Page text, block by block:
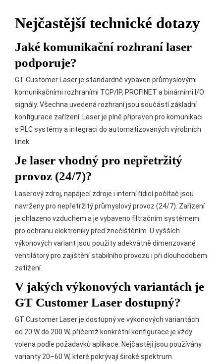
Nejčastější technické dotazy
Jaké komunikační rozhraní laser
podporuje?
GT Customer Laser je standardně vybaven průmyslovými
komunikačními rozhraními TCP/IP, PROFINET a binárními I/O
signály. Všechna uvedená rozhraní jsou součástí základní
konfigurace zařízení. Laser je plně připraven pro komunikaci
s PLC systémy a integraci do automatizovaných výrobních
linek.
Je laser vhodný pro nepřetržitý
provoz (24/7)?
Laserový zdroj, napájecí zdroje i interní řídicí počítač jsou
navrženy pro nepřetržitý průmyslový provoz (24/7). Zařízení
je chlazeno vzduchem a je vybaveno filtračním systémem
pro ochranu elektroniky před znečištěním. U vyšších
výkonových variant jsou použity adekvátně dimenzované
ventilátory pro zajištění stabilního provozu i při dlouhodobém
zatížení.
V jakých výkonových variantách je
GT Customer Laser dostupný?
GT Customer Laser je dostupný ve výkonových variantách
od 20 W do 200 W, přičemž konkrétní konfigurace je vždy
volena podle požadavků aplikace. Nejčastěji jsou používány
varianty 20–60 W, které pokrývají široké spektrum